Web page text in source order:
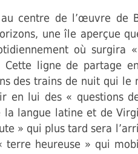
centre de l’œuvre de
une île aperçue
où surgira
Cette ligne de partage
des trains de nuit qui le
en lui des « questions
la langue latine et de
» qui plus tard sera
heureuse » qui